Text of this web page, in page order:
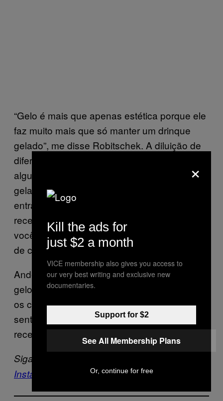
“Gelo é mais que apenas estética porque ele
faz muito mais que só manter um drinque
gelado”, me disse Robitschek. A diluição de
diferentes drinques varia, ele acrescentou, e
alguns, como um Sazerac, devem começar
gelados e terminar mais quentes. “Se você
entra num bar de coquetéis requintado e não
recebe um bom programa de gelo, então
você vai ficar decepcionado com o programa
de coquetéis geral do lugar.”
Anderson, porém, não compra a mania do
gelo perfeito. “É muito mais importante que
os clientes sejam servidos e saiam se
sentindo revigorados”, ele diz, “do que
receber um pedaço de gelo transparente”.
Siga a
Instagram
×
Kill the ads for
just $2 a month
VICE membership also gives you access to
our very best writing and exclusive new
documentaries.
Support for $2
See All Membership Plans
Or, continue for free